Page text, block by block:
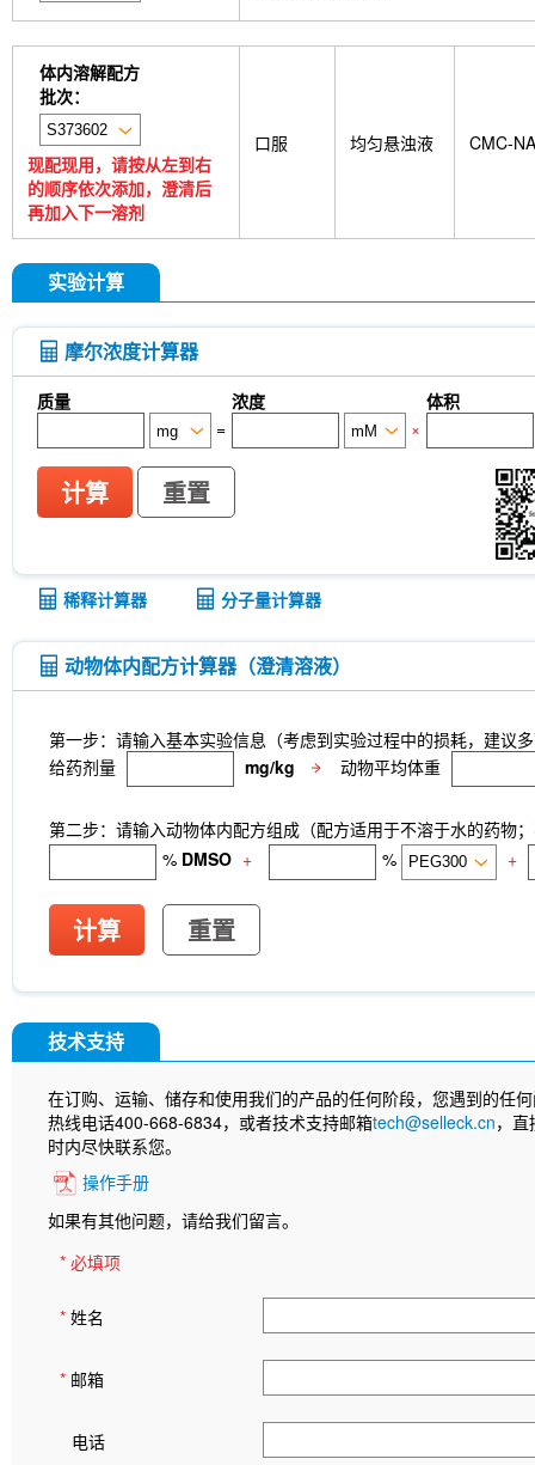
体内溶解配方
批次：
现配现用，请按从左到右
的顺序依次添加，澄清后
再加入下一溶剂
口服 均匀悬浊液 CMC-NA
实验计算
摩尔浓度计算器
质量 浓度
体积
=
×
计算 重置
稀释计算器 分子量计算器
动物体内配方计算器（澄清溶液）
第一步：请输入基本实验信息（考虑到实验过程中的损耗，建议
给药剂量
mg/kg 动物平均体重
第二步：请输入动物体内配方组成（配方适用于不溶于水的药物
% DMSO + % +
计算 重置
技术支持
在订购、运输、储存和使用我们的产品的任何阶段，您遇到的任
热线电话400-668-6834，或者技术支持邮箱tech@selleck.cn，
时内尽快联系您。
操作手册
如果有其他问题，请给我们留言。
* 必填项
* 姓名
* 邮箱
电话